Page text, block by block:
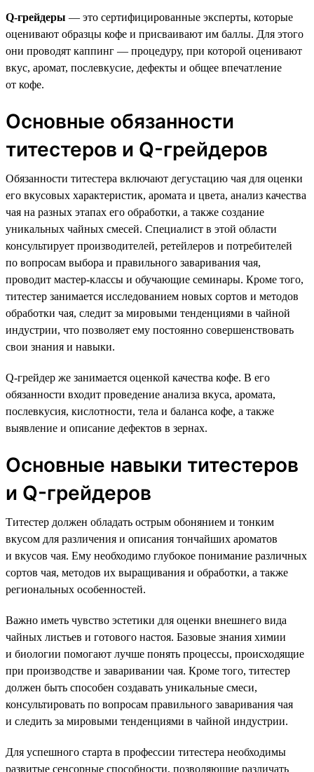
Q-грейдеры — это сертифицированные эксперты, которые
оценивают образцы кофе и присваивают им баллы. Для этого
они проводят каппинг — процедуру, при которой оценивают
вкус, аромат, послевкусие, дефекты и общее впечатление
от кофе.
Основные обязанности
титестеров и Q-грейдеров
Обязанности титестера включают дегустацию чая для оценки
его вкусовых характеристик, аромата и цвета, анализ качества
чая на разных этапах его обработки, а также создание
уникальных чайных смесей. Специалист в этой области
консультирует производителей, ретейлеров и потребителей
по вопросам выбора и правильного заваривания чая,
проводит мастер-классы и обучающие семинары. Кроме того,
титестер занимается исследованием новых сортов и методов
обработки чая, следит за мировыми тенденциями в чайной
индустрии, что позволяет ему постоянно совершенствовать
свои знания и навыки.
Q-грейдер же занимается оценкой качества кофе. В его
обязанности входит проведение анализа вкуса, аромата,
послевкусия, кислотности, тела и баланса кофе, а также
выявление и описание дефектов в зернах.
Основные навыки титестеров
и Q-грейдеров
Титестер должен обладать острым обонянием и тонким
вкусом для различения и описания тончайших ароматов
и вкусов чая. Ему необходимо глубокое понимание различных
сортов чая, методов их выращивания и обработки, а также
региональных особенностей.
Важно иметь чувство эстетики для оценки внешнего вида
чайных листьев и готового настоя. Базовые знания химии
и биологии помогают лучше понять процессы, происходящие
при производстве и заваривании чая. Кроме того, титестер
должен быть способен создавать уникальные смеси,
консультировать по вопросам правильного заваривания чая
и следить за мировыми тенденциями в чайной индустрии.
Для успешного старта в профессии титестера необходимы
развитые сенсорные способности, позволяющие различать